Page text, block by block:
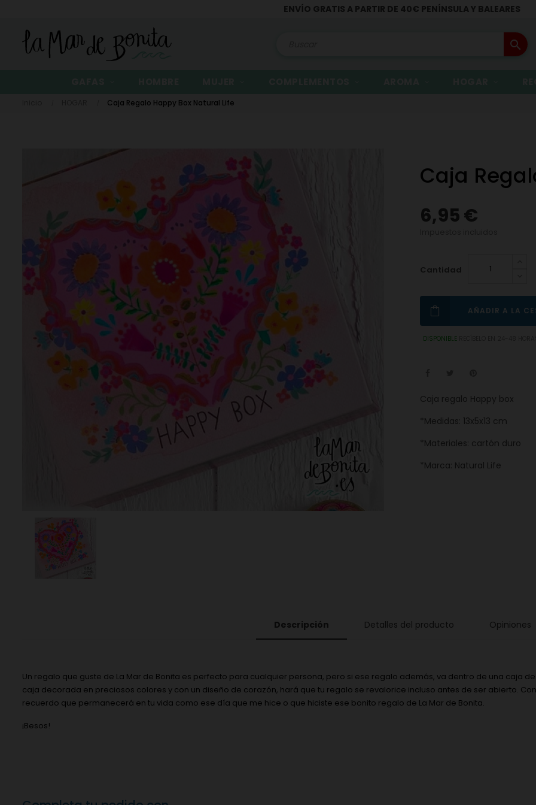
ENVÍO GRATIS A PARTIR DE 40€ PENÍNSULA Y BALEARES
search
Caja Regalo Happy Box Natural Life
Caja
6,95 €
Cantidad
AÑADIR A LA
DISPONIBLE
Caja regalo Happy box
*Medidas: 13x5x13 cm
*Materiales: cartón duro
*Marca: Natural Life
Descripción Detalles del producto Opiniones
Un regalo que guste de La Mar de Bonita es perfecto para cualquier persona, pero si ese regalo además, va dentro de una caja
caja decorada en preciosos colores y con un diseño de corazón, hará que tu regalo se revalorice incluso antes de ser abierto.
recuerdo que permanecerá en tu vida como ese día que me hice o que hiciste ese bonito regalo de La Mar de Bonita.
¡Besos!